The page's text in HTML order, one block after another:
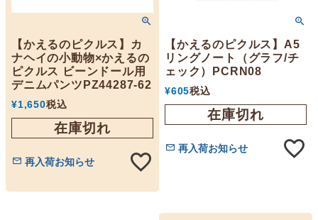
【かえるのピクルス】カ
ナヘイの小動物×かえるの
ピクルス ビーンドール用
デニムパンツPZ44287-62
¥1,650税込
在庫切れ
再入荷お知らせ
【かえるのピクルス】A5
リングノート（グラフ/チ
ェック）PCRN08
¥605税込
在庫切れ
再入荷お知らせ